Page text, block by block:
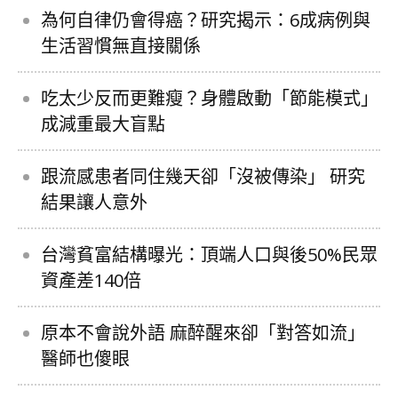
為何自律仍會得癌？研究揭示：6成病例與
生活習慣無直接關係
吃太少反而更難瘦？身體啟動「節能模式」
成減重最大盲點
跟流感患者同住幾天卻「沒被傳染」 研究
結果讓人意外
台灣貧富結構曝光：頂端人口與後50%民眾
資產差140倍
原本不會說外語 麻醉醒來卻「對答如流」
醫師也傻眼